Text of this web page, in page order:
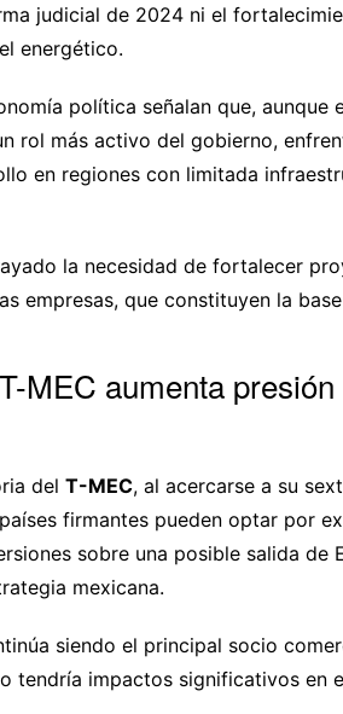
judicial de 2024 ni el
energético.
política señalan que,
rol más activo del gobierno,
en regiones con limitada
la necesidad de fortalecer
empresas, que constituyen la
MEC aumenta
del T-MEC, al acercarse a su
firmantes pueden optar por
sobre una posible salida de
mexicana.
siendo el principal socio
tendría impactos significativos en